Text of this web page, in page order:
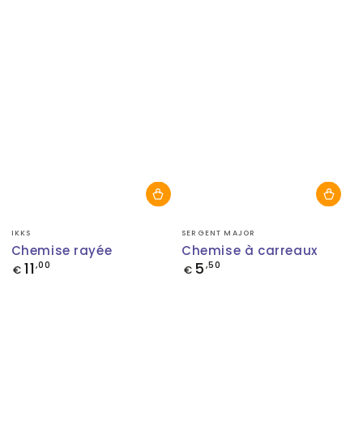
Fournisseur:
IKKS
Chemise rayée
Prix
€ 11 ,00
Fournisseur:
SERGENT MAJOR
Chemise à carreaux
Prix
€ 5 ,50